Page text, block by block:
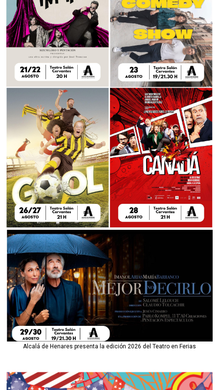
Alcalá de Henares presenta la edición 2026 del Teatro en Ferias